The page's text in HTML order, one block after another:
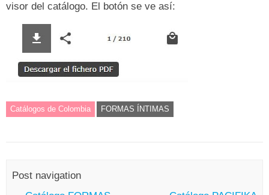
visor del catálogo. El botón se ve así:
Catálogos de Colombia FORMAS ÍNTIMAS
Post navigation